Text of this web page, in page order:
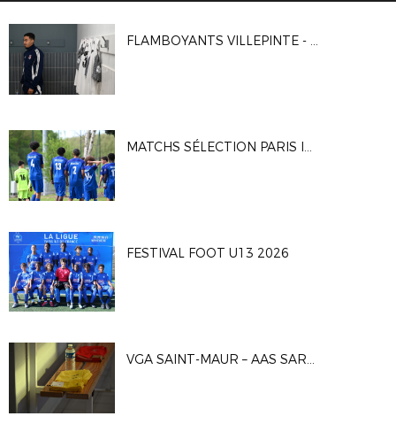
FLAMBOYANTS VILLEPINTE - CA VITRY 2-1
MATCHS SÉLECTION PARIS IDF U16G
FESTIVAL FOOT U13 2026
VGA SAINT-MAUR – AAS SARCELLES 1-0